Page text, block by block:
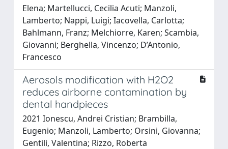
Elena; Martellucci, Cecilia Acuti; Manzoli,
Lamberto; Nappi, Luigi; Iacovella, Carlotta;
Bahlmann, Franz; Melchiorre, Karen; Scambia,
Giovanni; Berghella, Vincenzo; D’Antonio,
Francesco
Aerosols modification with H2O2
reduces airborne contamination by
dental handpieces
2021 Ionescu, Andrei Cristian; Brambilla,
Eugenio; Manzoli, Lamberto; Orsini, Giovanna;
Gentili, Valentina; Rizzo, Roberta